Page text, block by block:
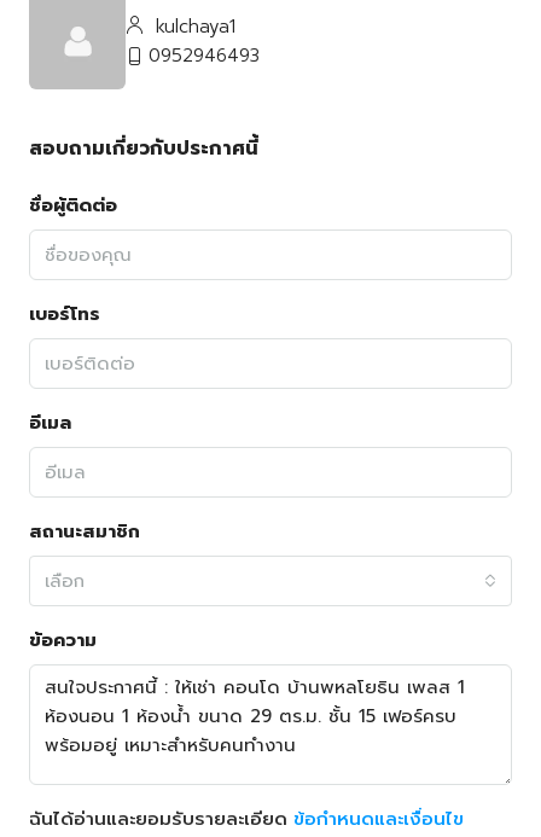
kulchaya1
0952946493
สอบถามเกี่ยวกับประกาศนี้
ชื่อผู้ติดต่อ
เบอร์โทร
อีเมล
สถานะสมาชิก
เลือก
ข้อความ
ฉันได้อ่านและยอมรับรายละเอียด ข้อกำหนดและเงื่อนไข